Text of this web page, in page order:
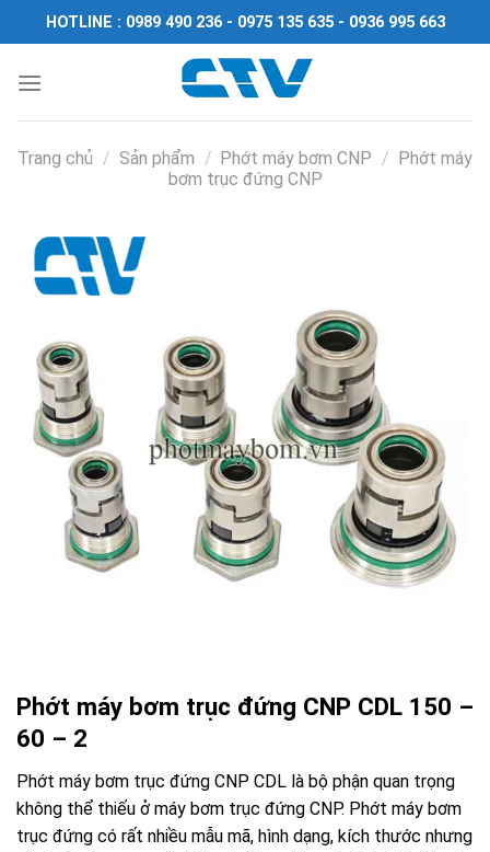
Chuyển
đến
dung
HOTLINE : 0989 490 236 - 0975 135 635 - 0936 995 663
Trang chủ / Sản phẩm / Phớt máy bơm CNP / Phớt máy
bơm trục đứng CNP
Phớt máy bơm trục đứng CNP CDL 150 –
60 – 2
Phớt máy bơm trục đứng CNP CDL là bộ phận quan trọng
không thể thiếu ở máy bơm trục đứng CNP. Phớt máy bơm
trục đứng có rất nhiều mẫu mã, hình dạng, kích thước nhưng